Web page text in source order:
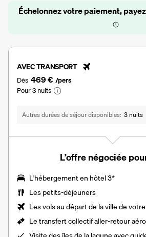
Échelonnez votre paiement,
AVEC TRANSPORT
Dès 469 € /pers
Pour 3 nuits
Autres durées de séjour disponibles 3 nuits
L’offre négociée
L'hébergement en hôtel 3*
Lespetits-déjeuners
Les vols au départ de la ville de
Le transfert collectif aller-retour